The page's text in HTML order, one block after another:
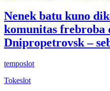
Nenek batu kuno
komunitas frebroba
Dnipropetrovsk –
temposlot
Tokeslot